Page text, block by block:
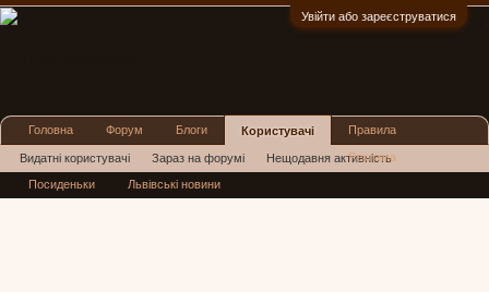
Увійти або зареєструватися
Головна Форум Блоги Користувачі
Видатні користувачі Зараз на форумі Нещодавня активність
Нові повідомлення профілю
Правила
Реклама
Посиденьки Львівські новини